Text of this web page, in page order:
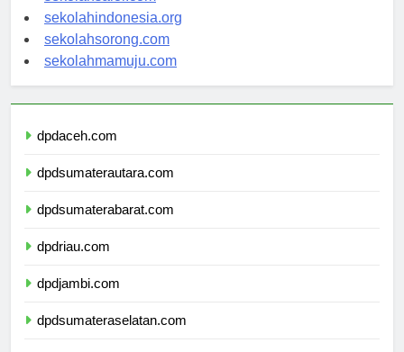
sekolahsalor.com
sekolahindonesia.org
sekolahsorong.com